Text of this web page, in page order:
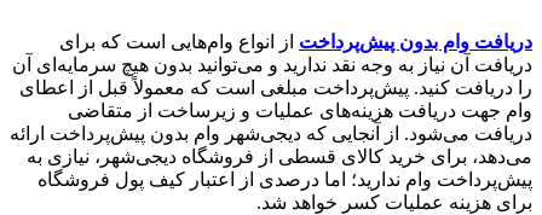
دریافت وام بدون پیش‌پرداخت از انواع وام‌هایی است که برای
دریافت آن نیاز به وجه نقد ندارید و می‌توانید بدون هیچ سرمایه‌ای آن
را دریافت کنید. پیش‌پرداخت مبلغی است که معمولاً قبل از اعطای
وام جهت دریافت هزینه‌های عملیات و زیرساخت از متقاضی
دریافت می‌شود. از آنجایی که دیجی‌شهر وام بدون پیش‌پرداخت ارائه
می‌دهد، برای خرید کالای قسطی از فروشگاه دیجی‌شهر، نیازی به
پیش‌پرداخت وام ندارید؛ اما درصدی از اعتبار کیف پول فروشگاه
برای هزینه عملیات کسر خواهد شد.